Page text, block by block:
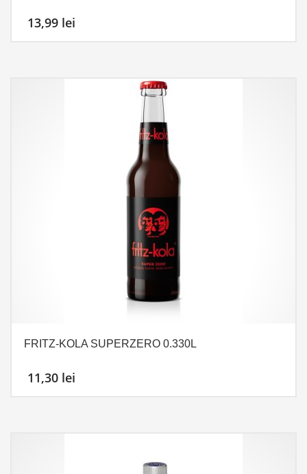
13,99 lei
FRITZ-KOLA SUPERZERO 0.330L
11,30 lei